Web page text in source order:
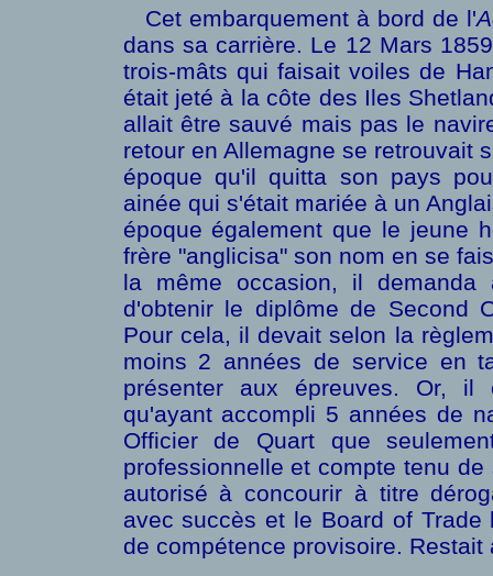
Cet embarquement à bord de l'
dans sa carrière. Le 12 Mars
trois-mâts qui faisait voiles de
était jeté à la côte des Iles
allait être sauvé mais pas le
retour en Allemagne se retrouvait
époque qu'il quitta son pays
ainée qui s'était mariée à un
époque également que le jeune
frère "anglicisa" son nom en se
la même occasion, il
d'obtenir le diplôme de Second
Pour cela, il devait selon la
moins 2 années de service en
présenter aux épreuves. Or,
qu'ayant accompli 5 années de
Officier de Quart que
professionnelle et compte tenu
autorisé à concourir à titre
avec succès et le Board of
de compétence provisoire.